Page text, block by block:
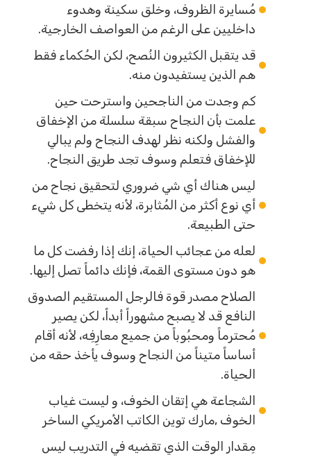
مُسايرة الظروف، وخلق سكينة وهدوء
داخليين على الرغم من العواصف الخارجية.
قد يتقبل الكثيرون النُصح، لكن الحُكماء فقط
هم الذين يستفيدون منه.
كم وجدت من الناجحين واسترحت حين
علمت بأن النجاح سبقة سلسلة من الإخفاق
والفشل ولكنه نظر لهدف النجاح ولم يبالي
للإخفاق فتعلم وسوف تجد طريق النجاح.
ليس هناك أي شي ضروري لتحقيق نجاح من
أي نوع أكثر من المُثابرة، لأنه يتخطى كل شيء
حتى الطبيعة.
لعله من عجائب الحياة، إنك إذا رفضت كل ما
هو دون مستوى القمة، فإنك دائماً تصل إليها.
الصلاح مصدر قوة فالرجل المستقيم الصدوق
النافع قد لا يصبح مشهوراً أبداً، لكن يصير
مُحترماً ومحبُوباً من جميع معارِفِه، لأنه أقام
أساساً متيناً من النجاح وسوف يأخذ حقه من
الحياة.
الشجاعة هي إتقان الخوف، و ليست غياب
الخوف ,مارك توين الكاتب الأمريكي الساخر
مِقدار الوقت الذي تقضيه في التدريب ليس